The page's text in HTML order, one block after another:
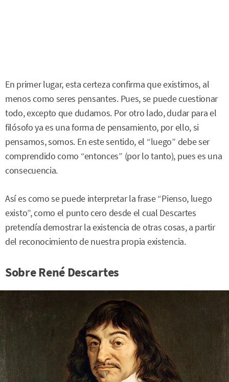
En primer lugar, esta certeza confirma que existimos, al
menos como seres pensantes. Pues, se puede cuestionar
todo, excepto que dudamos. Por otro lado, dudar para el
filósofo ya es una forma de pensamiento, por ello, si
pensamos, somos. En este sentido, el “luego” debe ser
comprendido como “entonces” (por lo tanto), pues es una
consecuencia.
Así es como se puede interpretar la frase “Pienso, luego
existo”, como el punto cero desde el cual Descartes
pretendía demostrar la existencia de otras cosas, a partir
del reconocimiento de nuestra propia existencia.
Sobre René Descartes